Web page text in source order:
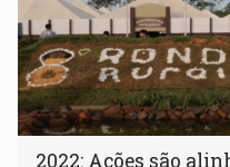
2022: Ações são